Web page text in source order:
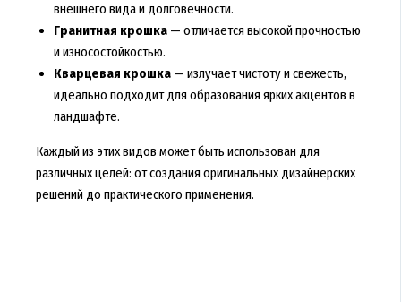
внешнего вида и долговечности.
Гранитная крошка— отличается высокой прочностью
и износостойкостью.
Кварцевая крошка— излучает чистоту и свежесть,
идеально подходит для образования ярких акцентов в
ландшафте.
Каждый из этих видов может быть использован для
различных целей: от создания оригинальных дизайнерских
решений до практического применения.